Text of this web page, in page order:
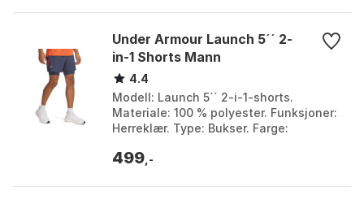
Under Armour Launch 5´´ 2-
in-1 Shorts Mann
4.4
Modell: Launch 5´´ 2-i-1-shorts.
Materiale: 100 % polyester. Funksjoner:
Herreklær. Type: Bukser. Farge:
Størrelse: S, XS.
499 ,-